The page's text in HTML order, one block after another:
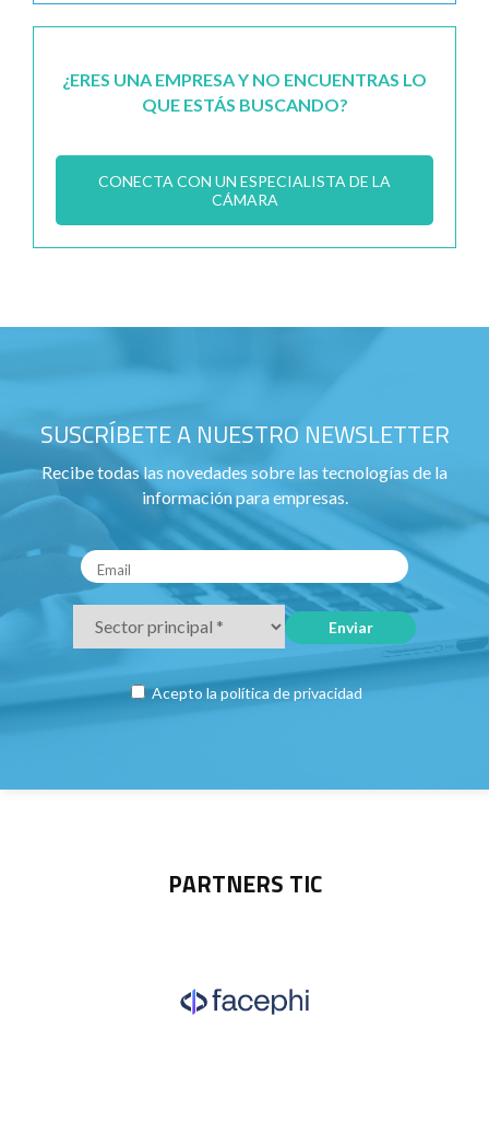
¿ERES UNA EMPRESA Y NO ENCUENTRAS LO
QUE ESTÁS BUSCANDO?
CONECTA CON UN ESPECIALISTA DE LA
CÁMARA
SUSCRÍBETE A NUESTRO NEWSLETTER
Recibe todas las novedades sobre las tecnologías de la
información para empresas.
Acepto la política de privacidad
PARTNERS TIC